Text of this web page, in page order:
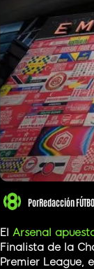
PorRedacción
El Arsenal
Finalista de la
Premier League,